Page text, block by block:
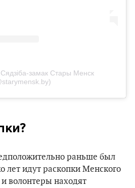
замак Стары Менск
раньше был
лет идут раскопки Менского
волонтеры находят